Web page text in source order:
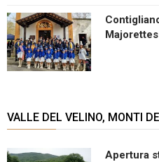
VALLE DEL VELINO, MONTI
Apertura